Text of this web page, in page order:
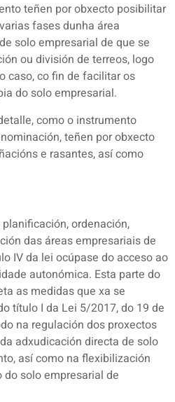
teñen por obxecto posibilitar
fases dunha área
solo empresarial de que se
ou división de terreos, logo
caso, co fin de facilitar os
do solo empresarial.
como o instrumento
teñen por obxecto
e rasantes, así como
ordenación,
das áreas empresariais de
IV da lei ocúpase do acceso ao
autonómica. Esta parte do
as medidas que xa se
título I da Lei 5/2017, do 19 de
na regulación dos proxectos
adxudicación directa de solo
así como na flexibilización
solo empresarial de